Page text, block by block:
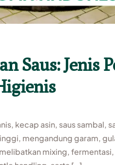
Saus: Jenis
kecap asin, saus sambal,
mengandung garam,
mixing, fermentasi,